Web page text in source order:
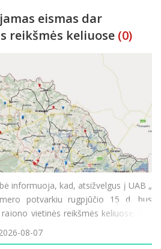
eismas dar
reikšmės keliuose (0)
informuoja, kad, atsižvelgus į UAB „
potvarkiu rugpjūčio 15 d. bus
vietinės reikšmės keliuose: RK-
eismas ribojamas rugpjūč
08-07